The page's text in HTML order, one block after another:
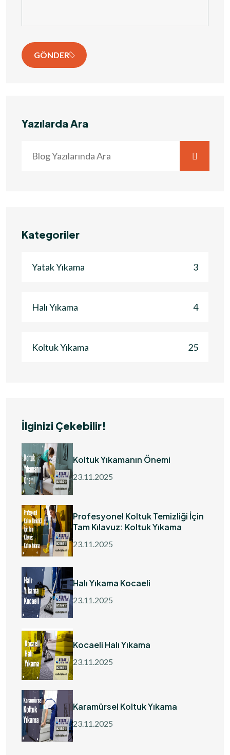
GÖNDER
Yazılarda Ara
Kategoriler
Yatak Yıkama 3
Halı Yıkama 4
Koltuk Yıkama 25
İlginizi Çekebilir!
Koltuk Yıkamanın Önemi
23.11.2025
Profesyonel Koltuk Temizliği İçin
Tam Kılavuz: Koltuk Yıkama
23.11.2025
Halı Yıkama Kocaeli
23.11.2025
Kocaeli Halı Yıkama
23.11.2025
Karamürsel Koltuk Yıkama
23.11.2025